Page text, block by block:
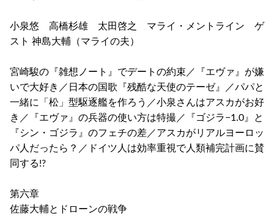
小泉悠 高橋杉雄 太田啓之 マライ・メントライン ゲ
スト 神島大輔（マライの夫）
宮崎駿の『雑想ノート』でデートの約束／『エヴァ』が嫌
いで大好き／日本の国歌『残酷な天使のテーゼ』／パパと
一緒に「松」型駆逐艦を作ろう／小泉さんはアスカがお好
き／『エヴァ』の兵器の使い方は特撮／『ゴジラ−1.0』と
『シン・ゴジラ』のフェチの差／アスカがリアルヨーロッ
パ人だったら？／ドイツ人は効率重視で人類補完計画に賛
同する!?
第六章
佐藤大輔とドローンの戦争